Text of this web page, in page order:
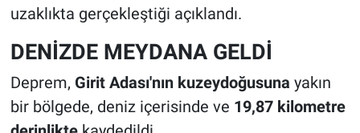
uzaklıkta gerçekleştiği açıklandı.
DENİZDE MEYDANA GELDİ
Deprem, Girit Adası'nın kuzeydoğusuna yakın
bir bölgede, deniz içerisinde ve 19,87 kilometre